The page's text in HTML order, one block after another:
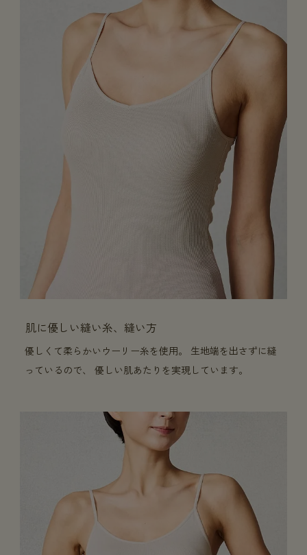
肌に優しい縫い糸、縫い方
優しくて柔らかいウーリー糸を使用。 生地端を出さずに縫
っているので、 優しい肌あたりを実現しています。